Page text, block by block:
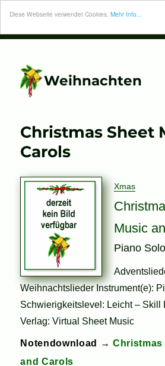
Diese Webseite verwendet Cookies. Mehr Info...
Weihnachten
Christmas Sheet
Carols
Xmas
Music
Piano Solo
Weihnachtslieder Instrument(e):
Schwierigkeitslevel: Leicht – Skill
Verlag: Virtual Sheet Music
Notendownload →Christmas
and Carols